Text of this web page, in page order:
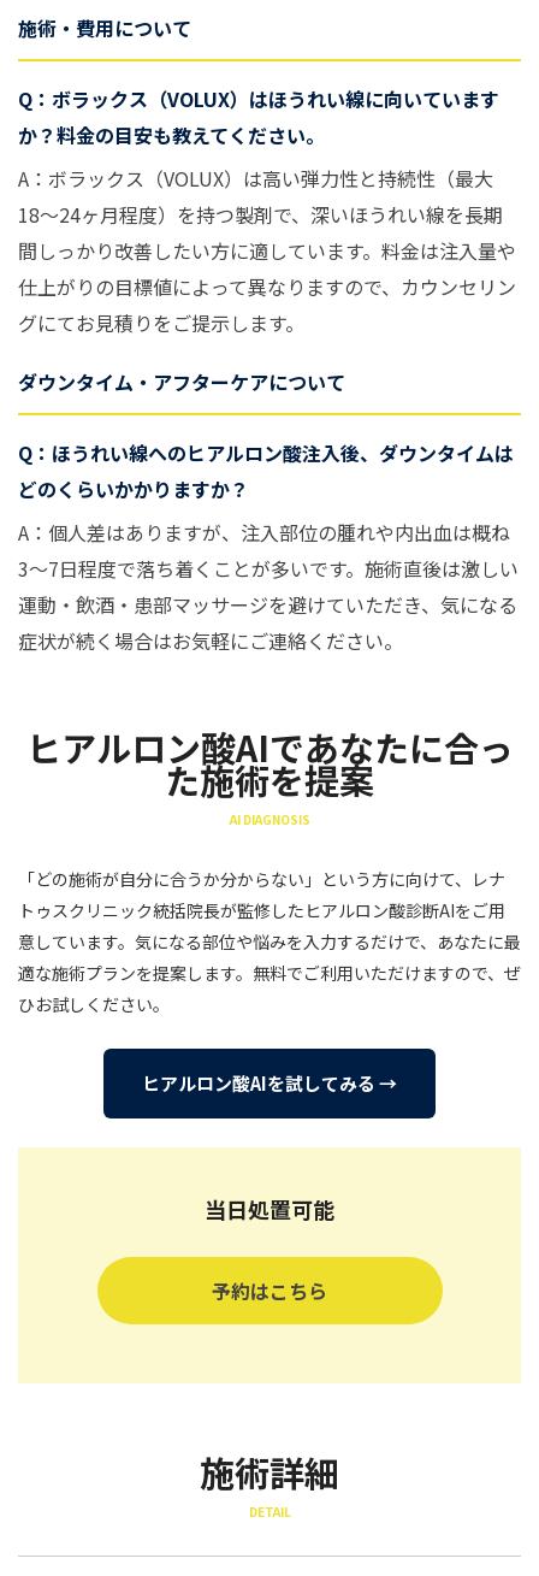
施術・費用について
Q：ボラックス（VOLUX）はほうれい線に向いています
か？料金の目安も教えてください。
A：ボラックス（VOLUX）は高い弾力性と持続性（最大
18〜24ヶ月程度）を持つ製剤で、深いほうれい線を長期
間しっかり改善したい方に適しています。料金は注入量や
仕上がりの目標値によって異なりますので、カウンセリン
グにてお見積りをご提示します。
ダウンタイム・アフターケアについて
Q：ほうれい線へのヒアルロン酸注入後、ダウンタイムは
どのくらいかかりますか？
A：個人差はありますが、注入部位の腫れや内出血は概ね
3〜7日程度で落ち着くことが多いです。施術直後は激しい
運動・飲酒・患部マッサージを避けていただき、気になる
症状が続く場合はお気軽にご連絡ください。
ヒアルロン酸AIであなたに合っ
た施術を提案
AI DIAGNOSIS
「どの施術が自分に合うか分からない」という方に向けて、レナ
トゥスクリニック統括院長が監修したヒアルロン酸診断AIをご用
意しています。気になる部位や悩みを入力するだけで、あなたに最
適な施術プランを提案します。無料でご利用いただけますので、ぜ
ひお試しください。
ヒアルロン酸AIを試してみる →
当日処置可能
予約はこちら
施術詳細
DETAIL